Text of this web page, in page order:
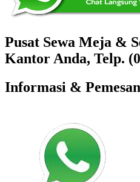
Pusat Sewa Meja &
Kantor Anda, Telp.
Informasi &